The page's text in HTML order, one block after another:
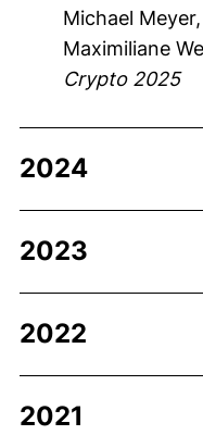
Michael
Maximiliane
Crypto 2025
2024
2023
2022
2021